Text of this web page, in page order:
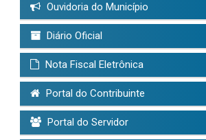
Ouvidoria do Município
Diário Oficial
Nota Fiscal Eletrônica
Portal do Contribuinte
Portal do Servidor